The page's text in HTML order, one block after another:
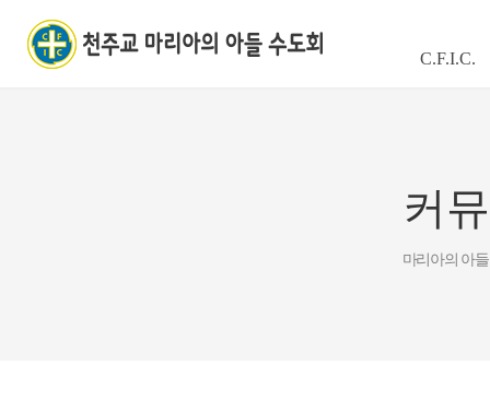
C.F.I.C.
커
마리아의 아